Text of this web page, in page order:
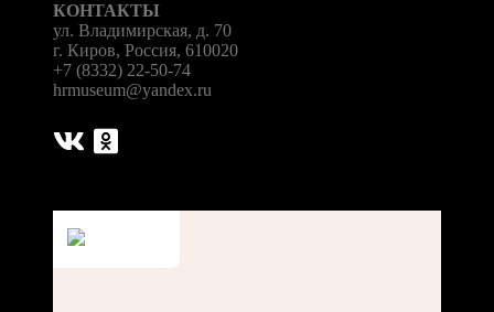
КОНТАКТЫ
ул. Владимирская, д. 70
г. Киров, Россия, 610020
+7 (8332) 22-50-74
hrmuseum@yandex.ru